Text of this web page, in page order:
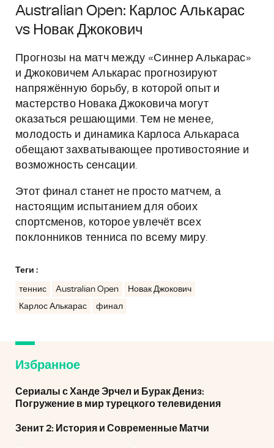
Australian Open: Карлос Алькарас
vs Новак Джокович
Прогнозы на матч между «Синнер Алькарас»
и Джоковичем Алькарас прогнозируют
напряжённую борьбу, в которой опыт и
мастерство Новака Джоковича могут
оказаться решающими. Тем не менее,
молодость и динамика Карлоса Алькараса
обещают захватывающее противостояние и
возможность сенсации.
Этот финал станет не просто матчем, а
настоящим испытанием для обоих
спортсменов, которое увлечёт всех
поклонников тенниса по всему миру.
Теги :
теннис Australian Open
Новак Джокович
Карлос Алькарас
финал
Избранное
Сериалы с Ханде Эрчел и Бурак Дениз:
Погружение в мир турецкого телевидения
Зенит 2: История и Современные Матчи